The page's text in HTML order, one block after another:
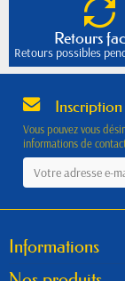
Retours
Retours possibles
Inscription
Vous pouvez vous
informations de
Informations